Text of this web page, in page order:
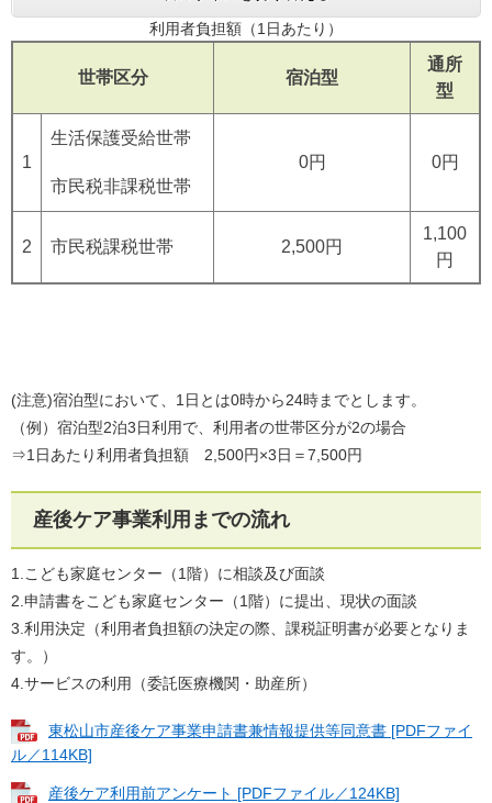
利用者負担額（1日あたり）
世帯区分 宿泊型
通所
型
1
生活保護受給世帯
市民税非課税世帯
0円 0円
2 市民税課税世帯 2,500円
1,100
円
(注意)宿泊型において、1日とは0時から24時までとします。
（例）宿泊型2泊3日利用で、利用者の世帯区分が2の場合
⇒1日あたり利用者負担額 2,500円×3日＝7,500円
産後ケア事業利用までの流れ
1.こども家庭センター（1階）に相談及び面談
2.申請書をこども家庭センター（1階）に提出、現状の面談
3.利用決定（利用者負担額の決定の際、課税証明書が必要となりま
す。）
4.サービスの利用（委託医療機関・助産所）
東松山市産後ケア事業申請書兼情報提供等同意書 [PDFファイ
ル／114KB]
産後ケア利用前アンケート [PDFファイル／124KB]